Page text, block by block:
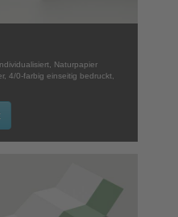
Naturpapier
4/0-farbig einseitig bedruckt,